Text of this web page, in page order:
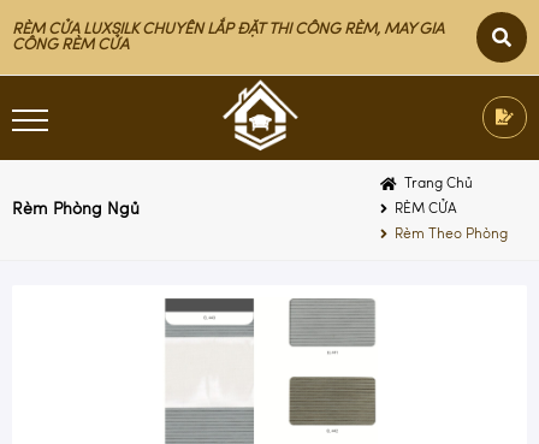
RÈM CỬA LUXSILK CHUYÊN LẮP ĐẶT THI CÔNG RÈM, MAY GIA
CÔNG RÈM CỬA
Rèm Phòng Ngủ
Trang Chủ
RÈM CỬA
Rèm Theo Phòng